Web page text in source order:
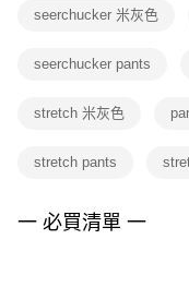
客戶支援中心」https://
１．透過由恩沛科技股份
權轉讓予恩沛科技股份有限
３．未成年的使用者請事
４．使用「AFTEE先享後
seerchucker 米灰色
seerchucker pants
stretch 米灰色
stretch pants
一 必買清單 一